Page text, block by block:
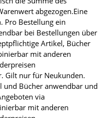
abgezogen.Eine
Pro Bestellung ein
bei Bestellungen über
Artikel, Bücher
mit anderen
Gilt nur für Neukunden.
Bücher anwendbar und
via
mit anderen